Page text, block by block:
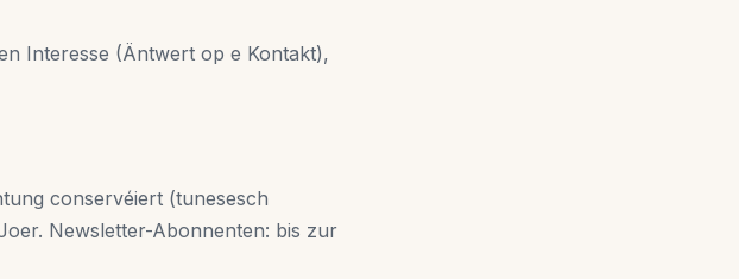
Interesse (Äntwert op e Kontakt),
conservéiert (tunesesch
Newsletter-Abonnenten: bis zur